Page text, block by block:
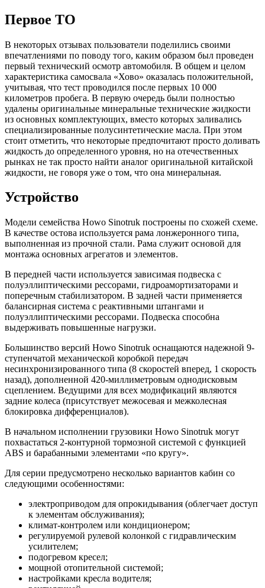
Первое ТО
В некоторых отзывах пользователи поделились своими
впечатлениями по поводу того, каким образом был проведен
первый технический осмотр автомобиля. В общем и целом
характеристика самосвала «Хово» оказалась положительной,
учитывая, что тест проводился после первых 10 000
километров пробега. В первую очередь были полностью
удалены оригинальные минеральные технические жидкости
из основных комплектующих, вместо которых заливались
специализированные полусинтетические масла. При этом
стоит отметить, что некоторые предпочитают просто доливать
жидкость до определенного уровня, но на отечественных
рынках не так просто найти аналог оригинальной китайской
жидкости, не говоря уже о том, что она минеральная.
Устройство
Модели семейства Howo Sinotruk построены по схожей схеме.
В качестве остова используется рама лонжеронного типа,
выполненная из прочной стали. Рама служит основой для
монтажа основных агрегатов и элементов.
В передней части используется зависимая подвеска с
полуэллиптическими рессорами, гидроамортизаторами и
поперечным стабилизатором. В задней части применяется
балансирная система с реактивными штангами и
полуэллиптическими рессорами. Подвеска способна
выдерживать повышенные нагрузки.
Большинство версий Howo Sinotruk оснащаются надежной 9-
ступенчатой механической коробкой передач
несинхронизированного типа (8 скоростей вперед, 1 скорость
назад), дополненной 420-миллиметровым однодисковым
сцеплением. Ведущими для всех модификаций являются
задние колеса (присутствует межосевая и межколесная
блокировка дифференциалов).
В начальном исполнении грузовики Howo Sinotruk могут
похвастаться 2-контурной тормозной системой с функцией
ABS и барабанными элементами «по кругу».
Для серии предусмотрено несколько вариантов кабин со
следующими особенностями:
электроприводом для опрокидывания (облегчает доступ
к элементам обслуживания);
климат-контролем или кондиционером;
регулируемой рулевой колонкой с гидравлическим
усилителем;
подогревом кресел;
мощной отопительной системой;
настройками кресла водителя;